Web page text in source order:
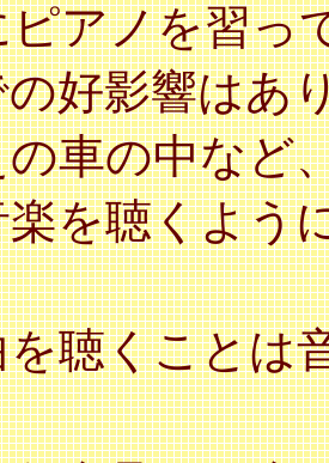
アノを習っ
好影響はあ
車の中など
を聴くよう
聴くことは